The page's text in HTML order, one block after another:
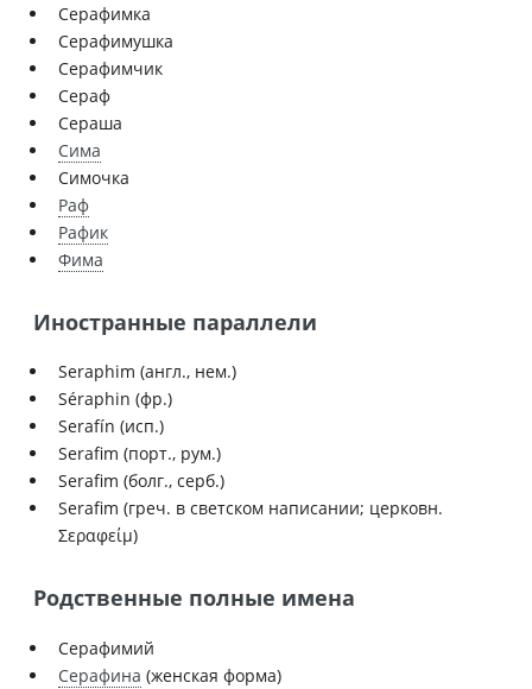
Серафимка
Серафимушка
Серафимчик
Сераф
Сераша
Сима
Симочка
Раф
Рафик
Фима
Иностранные параллели
Seraphim (англ., нем.)
Séraphin (фр.)
Serafín (исп.)
Serafim (порт., рум.)
Serafim (болг., серб.)
Serafim (греч. в светском написании; церковн.
Σεραφείμ)
Родственные полные имена
Серафимий
Серафина (женская форма)